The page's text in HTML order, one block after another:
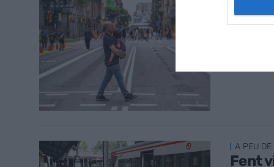
El
12 de
A PEU
Fent